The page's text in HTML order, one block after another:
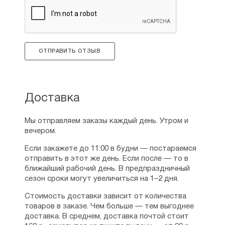
С 13-ти до 15-ти лет мальчик посещал
на работу в одну из адвокатских контор
к дочери банкира, юной кокетке Марии
редактора вышеназванной газеты —
Кэтрин Хогарт. С тех пор его богом стало
писательство. Уже первые публикации —
«Очерки Боза» — о мелкой буржуазии
принесли ему славу, на которой
он не собирался останавливаться. Роман
с ироничной интонацией «Посмертные
свет в том же 1836-м году, был «на ура»
воспринят читателями. И следом Диккенс
издает трагедию «Приключения Оливера
ОТПРАВИТЬ ОТЗЫВ
Доставка
Мы отправляем заказы каждый день. Утром и
вечером.
Если закажете до 11:00 в будни — постараемся
отправить в этот же день. Если после — то в
ближайший рабочий день. В предпраздничный
сезон сроки могут увеличиться на 1–2 дня.
Стоимость доставки зависит от количества
товаров в заказе. Чем больше — тем выгоднее
доставка. В среднем, доставка почтой стоит